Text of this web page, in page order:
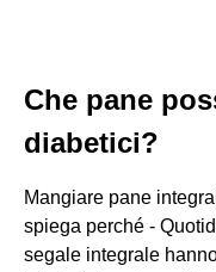
Che pane
diabetici?
Mangiare pane
spiega perché -
segale integrale